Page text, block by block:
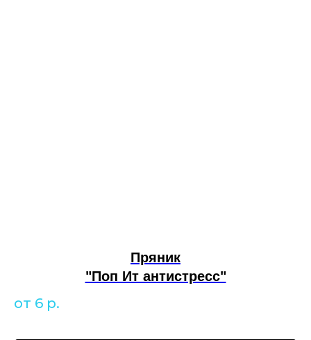
Пряник
"Поп Ит антистресс"
от 6 р.